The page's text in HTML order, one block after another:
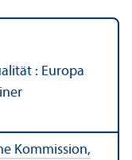
: Europa
Kommission,